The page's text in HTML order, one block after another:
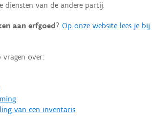
diensten van de andere partij.
aan erfgoed ? Op onze website lees je
over:
van een inventaris